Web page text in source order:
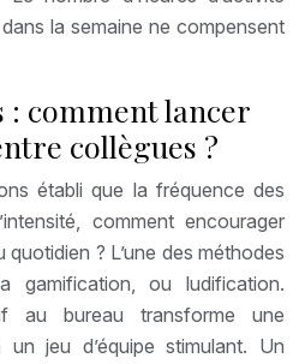
la semaine ne compensent
: comment lancer
collègues ?
établi que la fréquence des
comment encourager
? L’une des méthodes
gamification, ou ludification.
au bureau transforme une
jeu d’équipe stimulant. Un